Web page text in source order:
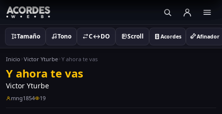
Tamaño Tono C↔DO Scroll Acordes Afinador
Inicio Victor Yturbe Y ahora te vas
Y ahora te vas
Victor Yturbe
mng1854 19